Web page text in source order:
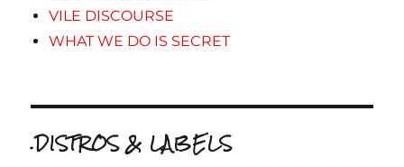
VILE DISCOURSE
WHAT WE DO IS SECRET
.DISTROS & LABELS